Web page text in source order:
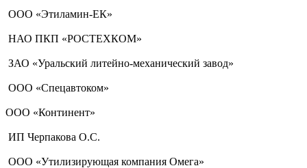
ООО «Этиламин-ЕК»
НАО ПКП «РОСТЕХКОМ»
ЗАО «Уральский литейно-механический завод»
ООО «Спецавтоком»
ООО «Континент»
ИП Черпакова О.С.
ООО «Утилизирующая компания Омега»